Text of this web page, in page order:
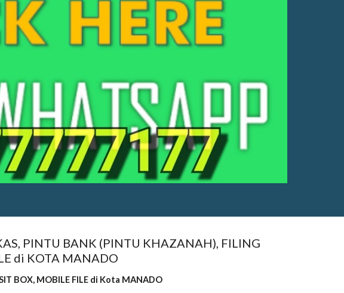
PINTU BANK (PINTU KHAZANAH), FILING
di KOTA MANADO
BOX, MOBILE FILE di Kota MANADO